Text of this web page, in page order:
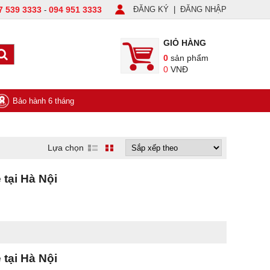
539 3333 - 094 951 3333 ĐĂNG KÝ ĐĂNG NHẬP
GIỎ HÀNG
0 sản phẩm
0 VNĐ
Bảo hành 6 tháng
Lựa chọn
Hà Nội
Hà Nội